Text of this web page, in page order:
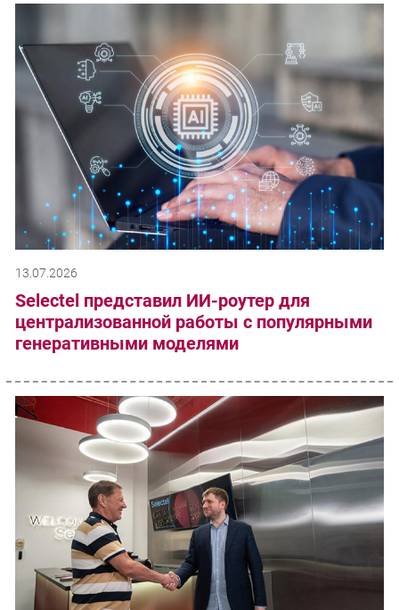
13.07.2026
Selectel представил ИИ-роутер для
централизованной работы с популярными
генеративными моделями